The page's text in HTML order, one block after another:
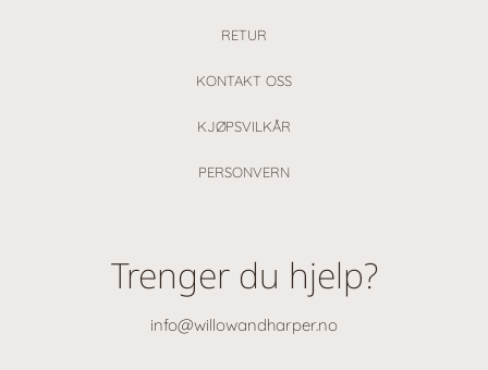
RETUR
KONTAKT OSS
KJØPSVILKÅR
PERSONVERN
Trenger du hjelp?
info@willowandharper.no